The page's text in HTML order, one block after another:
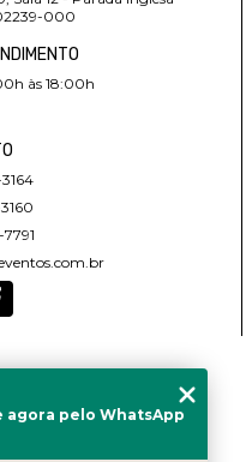
000
às 18:00h
7791
agora pelo WhatsApp